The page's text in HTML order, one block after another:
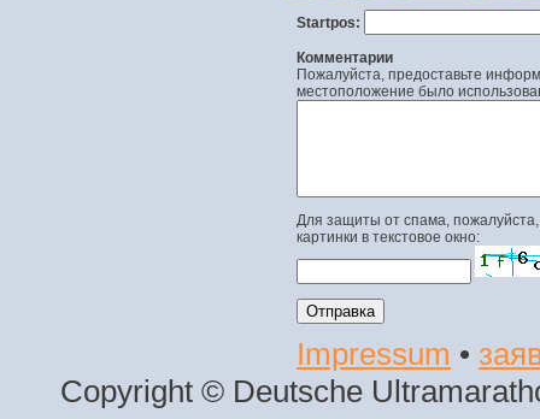
Startpos:
Комментарии
Пожалуйста, предоставьте
местоположение было
Для защиты от спама,
картинки в текстовое окно:
Impressum •
Copyright © Deutsche